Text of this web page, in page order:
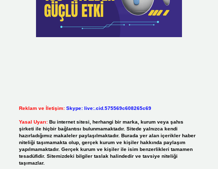
Reklam ve İletişim: Skype: live:.cid.575569c608265c69
Yasal Uyarı: Bu internet sitesi, herhangi bir marka, kurum veya şahıs
şirketi ile hiçbir bağlantısı bulunmamaktadır. Sitede yalnızca kendi
hazırladığımız makaleler paylaşılmaktadır. Burada yer alan içerikler haber
niteliği taşımamakta olup, gerçek kurum ve kişiler hakkında paylaşım
yapılmamaktadır. Gerçek kurum ve kişiler ile isim benzerlikleri tamamen
tesadüfidir. Sitemizdeki bilgiler taslak halindedir ve tavsiye niteliği
taşımazlar.